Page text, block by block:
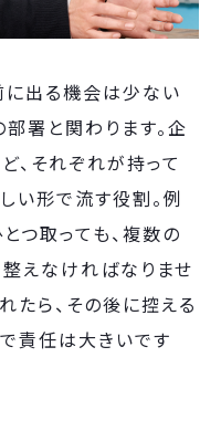
出る機会は少ない
署と関わります。企
、それぞれが持って
い形で流す役割。例
つ取っても、複数の
えなければなりませ
たら、その後に控える
責任は大きいです